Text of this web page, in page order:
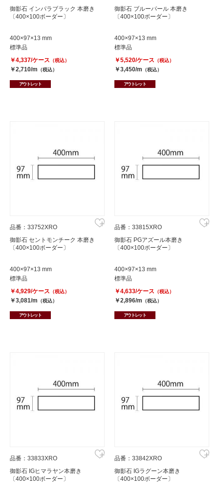
御影石 インパラブラック 本磨き
〔400×100ボーダー〕
400×97×13 mm
標準品
￥4,337/ケース （税込）
￥2,710/m （税込）
アウトレット
御影石 ブルーパール 本磨き
〔400×100ボーダー〕
400×97×13 mm
標準品
￥5,520/ケース （税込）
￥3,450/m （税込）
アウトレット
品番：33752XRO
御影石 セントモンチーク 本磨き
〔400×100ボーダー〕
400×97×13 mm
標準品
￥4,929/ケース （税込）
￥3,081/m （税込）
アウトレット
品番：33815XRO
御影石 PGアズール本磨き
〔400×100ボーダー〕
400×97×13 mm
標準品
￥4,633/ケース （税込）
￥2,896/m （税込）
アウトレット
品番：33833XRO
御影石 IGヒマラヤン本磨き
〔400×100ボーダー〕
品番：33842XRO
御影石 IGラグーン本磨き
〔400×100ボーダー〕